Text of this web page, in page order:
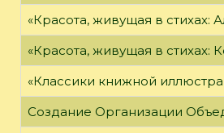
«Красота, живущая в стихах:
«Красота, живущая в стихах:
«Классики книжной
Создание Организации